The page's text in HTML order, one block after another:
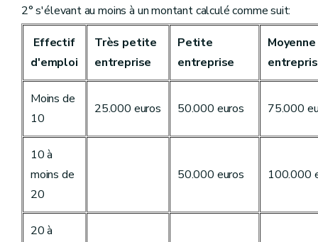
2° s'élevant au moins à un montant calculé comme suit:
Effectif
d'emploi
Très petite
entreprise
Petite
entreprise
Moyenne
Moins de
10
25.000 euros 50.000 euros 75.000
10 à
moins de
20
50.000 euros 100.000
20 à